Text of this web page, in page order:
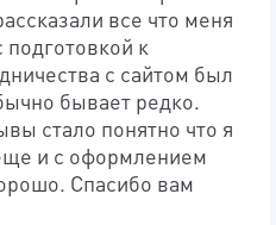
все что меня
подготовкой к
с сайтом был
бывает редко.
стало понятно что я
и с оформлением
Спасибо вам